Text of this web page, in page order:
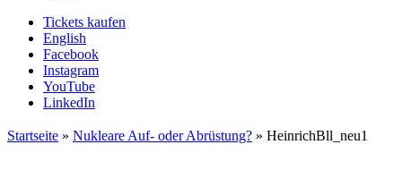
Tickets kaufen
English
Facebook
Instagram
YouTube
LinkedIn
Startseite » Nukleare Auf- oder Abrüstung? » HeinrichBll_neu1